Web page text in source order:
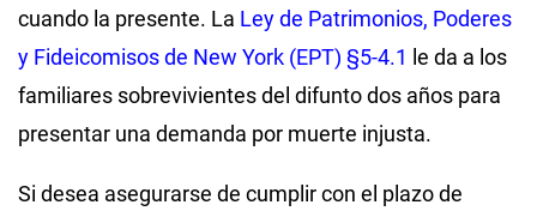
cuando la presente. La Ley de Patrimonios, Poderes
y Fideicomisos de New York (EPT) §5-4.1 le da a los
familiares sobrevivientes del difunto dos años para
presentar una demanda por muerte injusta.
Si desea asegurarse de cumplir con el plazo de